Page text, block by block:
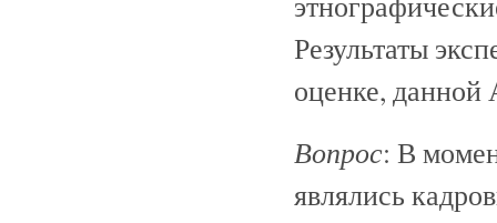
Результаты
оценке,
Вопрос: В
являлись